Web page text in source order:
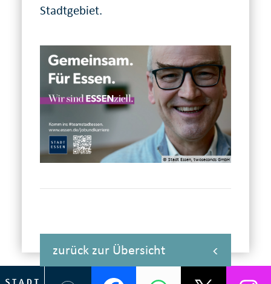
Stadtgebiet.
© Stadt Essen, twoseconds GmbH
zurück zur Übersicht